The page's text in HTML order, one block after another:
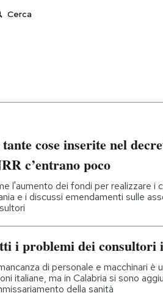
Moda
Ok Boomer!
Media
Europa
Altrecose
Mondiali calcio 2026
cose inserite nel
c’entrano poco
l'aumento dei fondi per realizzare i
e i discussi emendamenti sulle
i problemi dei consultori
di personale e macchinari è
italiane, ma in Calabria si sono
della sanità